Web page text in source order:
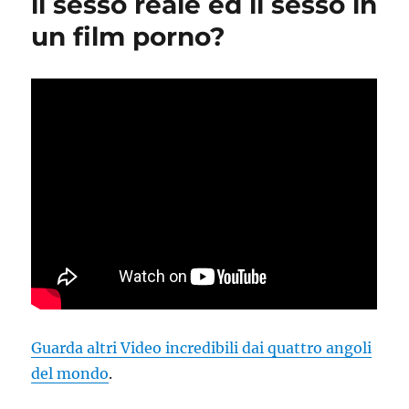
un film porno?
Guarda altri Video incredibili dai quattro angoli
del mondo.